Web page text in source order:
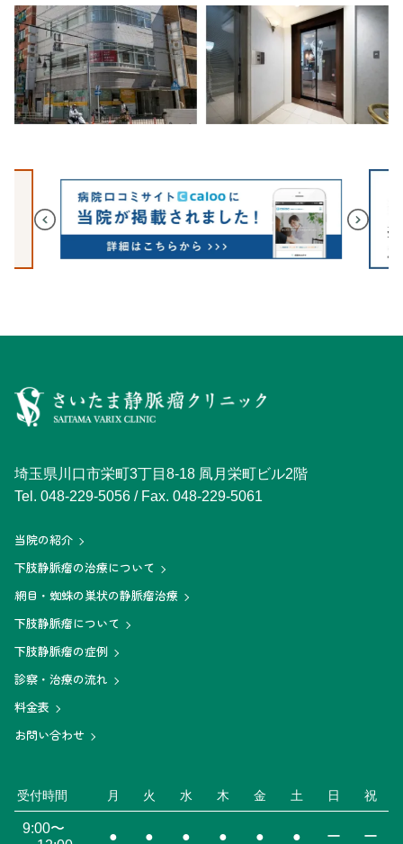
埼玉県川口市栄町3丁目8-18 凮月栄町ビル2階
Tel. 048-229-5056 / Fax. 048-229-5061
当院の紹介
下肢静脈瘤の治療について
網目・蜘蛛の巣状の静脈瘤治療
下肢静脈瘤について
下肢静脈瘤の症例
診察・治療の流れ
料金表
お問い合わせ
受付時間 月 火 水 木 金 土 日 祝
9:00〜
● ● ● ● ● ● ー ー